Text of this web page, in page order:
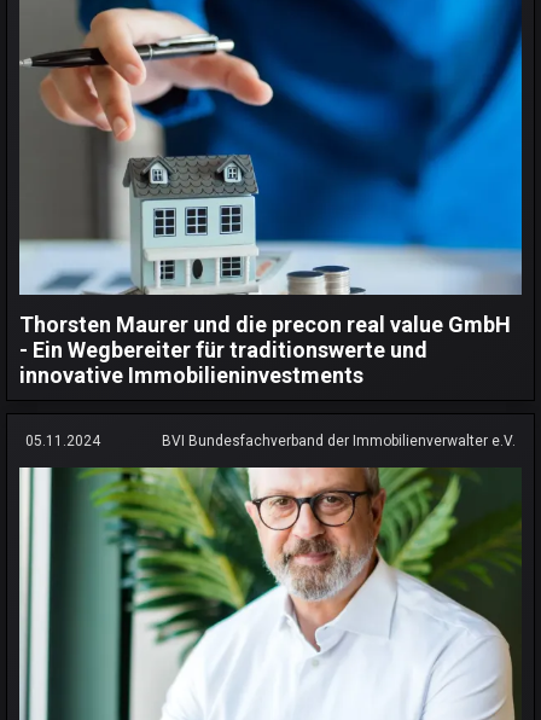
Thorsten Maurer und die precon real value GmbH
- Ein Wegbereiter für traditionswerte und
innovative Immobilieninvestments
05.11.2024 BVI Bundesfachverband der Immobilienverwalter e.V.